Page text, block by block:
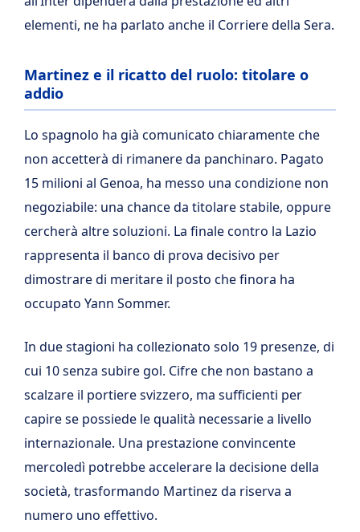
elementi, ne ha parlato anche il Corriere della Sera.
Martinez e il ricatto del ruolo: titolare o
addio
Lo spagnolo ha già comunicato chiaramente che
non accetterà di rimanere da panchinaro. Pagato
15 milioni al Genoa, ha messo una condizione non
negoziabile: una chance da titolare stabile, oppure
cercherà altre soluzioni. La finale contro la Lazio
rappresenta il banco di prova decisivo per
dimostrare di meritare il posto che finora ha
occupato Yann Sommer.
In due stagioni ha collezionato solo 19 presenze, di
cui 10 senza subire gol. Cifre che non bastano a
scalzare il portiere svizzero, ma sufficienti per
capire se possiede le qualità necessarie a livello
internazionale. Una prestazione convincente
mercoledì potrebbe accelerare la decisione della
società, trasformando Martinez da riserva a
numero uno effettivo.